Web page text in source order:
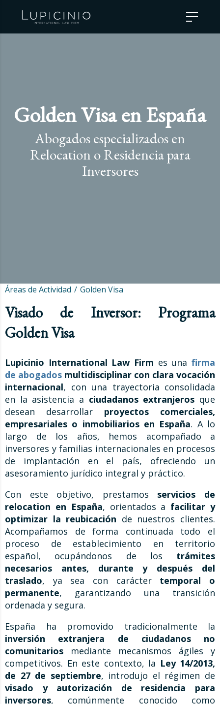
Golden Visa en España
Abogados especializados en
Relocation o Residencia para
Inversores
Áreas de Actividad Golden Visa
Visado de Inversor: Programa
Golden Visa
Lupicinio International Law Firm es una firma
de abogados multidisciplinar con clara vocación
internacional, con una trayectoria consolidada
en la asistencia a ciudadanos extranjeros que
desean desarrollar proyectos comerciales,
empresariales o inmobiliarios en España. A lo
largo de los años, hemos acompañado a
inversores y familias internacionales en procesos
de implantación en el país, ofreciendo un
asesoramiento jurídico integral y práctico.
Con este objetivo, prestamos servicios de
relocation en España, orientados a facilitar y
optimizar la reubicación de nuestros clientes.
Acompañamos de forma continuada todo el
proceso de establecimiento en territorio
español, ocupándonos de los trámites
necesarios antes, durante y después del
traslado, ya sea con carácter temporal o
permanente, garantizando una transición
ordenada y segura.
España ha promovido tradicionalmente la
inversión extranjera de ciudadanos no
comunitarios mediante mecanismos ágiles y
competitivos. En este contexto, la Ley 14/2013,
de 27 de septiembre, introdujo el régimen de
visado y autorización de residencia para
inversores, comúnmente conocido como